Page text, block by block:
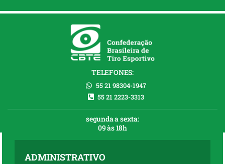
TELEFONES:
55 21 98304-1947
55 21 2223-3313
segunda a sexta:
09 às 18h
ADMINISTRATIVO